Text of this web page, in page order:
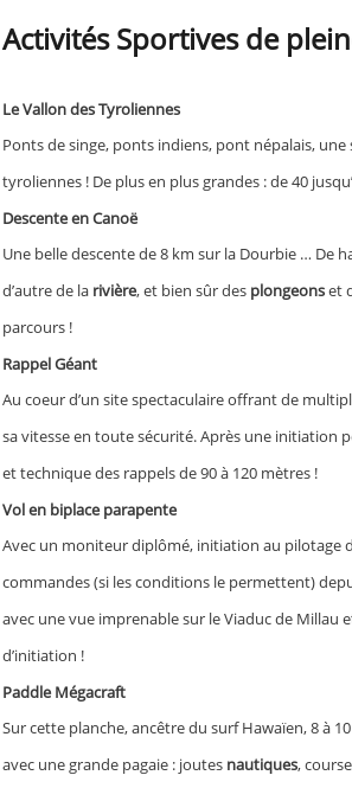
Activités Sportives de
Le Vallon des Tyroliennes
Ponts de singe, ponts indiens, pont népalais,
tyroliennes ! De plus en plus grandes : de 40
Descente en Canoë
Une belle descente de 8 km sur la Dourbie … De
d’autre de la rivière, et bien sûr des plongeonset
parcours !
Rappel Géant
Au coeur d’un site spectaculaire offrant de
sa vitesse en toute sécurité. Après une initiation
et technique des rappels de 90 à 120 mètres !
Vol en biplace parapente
Avec un moniteur diplômé, initiation au pilotage
commandes (si les conditions le permettent)
avec une vue imprenable sur le Viaduc de Millau
d’initiation !
Paddle Mégacraft
Sur cette planche, ancêtre du surf Hawaïen, 8 à
avec une grande pagaie : joutes nautiques,